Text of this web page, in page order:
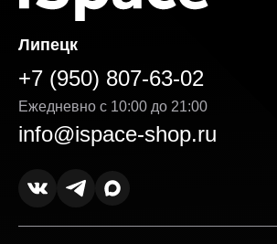
Липецк
+7 (950) 807-63-02
Ежедневно с 10:00 до 21:00
info@ispace-shop.ru